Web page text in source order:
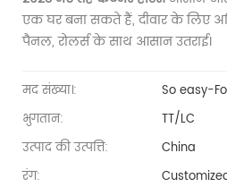
एक घर बना सकते हैं, दीवार के लिए
पैनल, रोलर्स के साथ आसान उतराई।
मद संख्या।:
So easy-
भुगतान:
TT/LC
उत्पाद की उत्पत्ति:
China
रंग: